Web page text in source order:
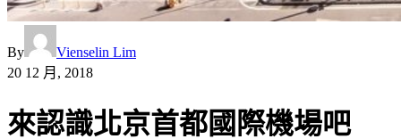
By
Vienselin Lim
20 12 月, 2018
來認識北京首都國際機場吧